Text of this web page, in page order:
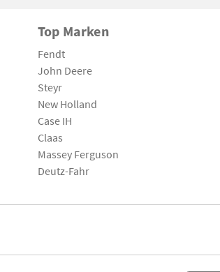
Top Marken
Fendt
John Deere
Steyr
New Holland
Case IH
Claas
Massey Ferguson
Deutz-Fahr